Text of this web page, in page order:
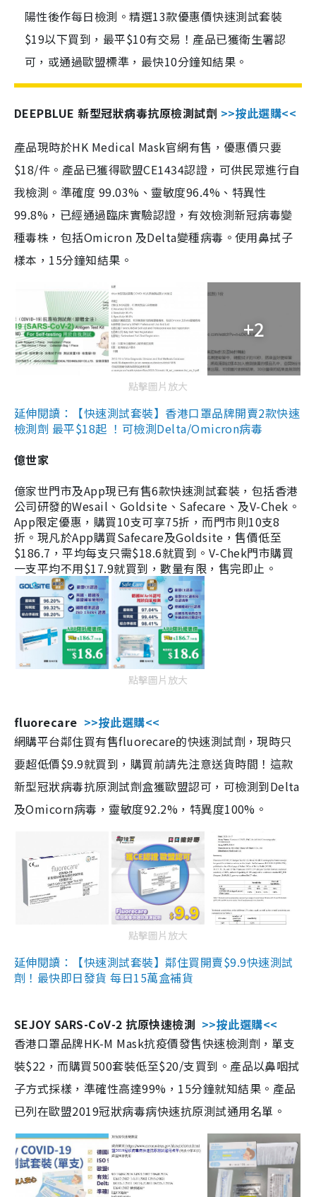
陽性後作每日檢測。精選13款優惠價快速測試套裝
$19以下買到，最平$10有交易！產品已獲衛生署認
可，或通過歐盟標準，最快10分鐘知結果。
DEEPBLUE 新型冠狀病毒抗原檢測試劑 >>按此選購<<
產品現時於HK Medical Mask官網有售，優惠價只要
$18/件。產品已獲得歐盟CE1434認證，可供民眾進行自
我檢測。準確度 99.03%、靈敏度96.4%、特異性
99.8%，已經通過臨床實驗認證，有效檢測新冠病毒變
種毒株，包括Omicron 及Delta變種病毒。使用鼻拭子
樣本，15分鐘知結果。
+2
點擊圖片放大
延伸閱讀：【快速測試套裝】香港口罩品牌開賣2款快速
檢測劑 最平$18起 ！可檢測Delta/Omicron病毒
億世家
億家世門市及App現已有售6款快速測試套裝，包括香港
公司研發的Wesail、Goldsite、Safecare、及V-Chek。
App限定優惠，購買10支可享75折，而門市則10支8
折。現凡於App購買Safecare及Goldsite，售價低至
$186.7，平均每支只需$18.6就買到。V-Chek門市購買
一支平均不用$17.9就買到，數量有限，售完即止。
點擊圖片放大
fluorecare >>按此選購<<
網購平台鄰住買有售fluorecare的快速測試劑，現時只
要超低價$9.9就買到，購買前請先注意送貨時間！這款
新型冠狀病毒抗原測試劑盒獲歐盟認可，可檢測到Delta
及Omicorn病毒，靈敏度92.2%，特異度100%。
點擊圖片放大
延伸閱讀：【快速測試套裝】鄰住買開賣$9.9快速測試
劑！最快即日發貨 每日15萬盒補貨
SEJOY SARS-CoV-2 抗原快速檢測 >>按此選購<<
香港口罩品牌HK-M Mask抗疫價發售快速檢測劑，單支
裝$22，而購買500套裝低至$20/支買到。產品以鼻咽拭
子方式採樣，準確性高達99%，15分鐘就知結果。產品
已列在歐盟2019冠狀病毒病快速抗原測試通用名單。